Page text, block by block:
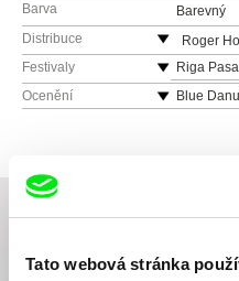
Tato webová stránka
Barva
Barevný
Distribuce
Roger
web:
Festivaly
Riga
West
8th
Media
Ocenění
Blue
Související filmy (20)